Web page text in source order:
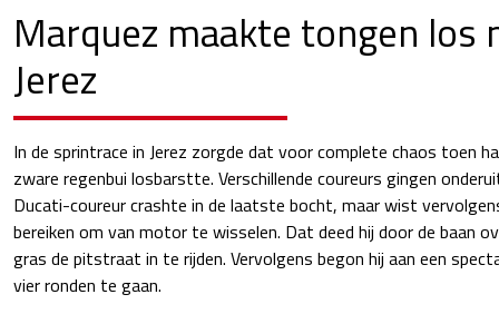
Marquez maakte tongen los
Jerez
In de sprintrace in Jerez zorgde dat voor complete chaos toen
zware regenbui losbarstte. Verschillende coureurs gingen
Ducati-coureur crashte in de laatste bocht, maar wist
bereiken om van motor te wisselen. Dat deed hij door de baan
gras de pitstraat in te rijden. Vervolgens begon hij aan een
vier ronden te gaan.